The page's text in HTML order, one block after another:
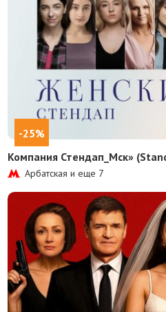
-25%
Компания Стендап_Мск»
Арбатская и еще 7